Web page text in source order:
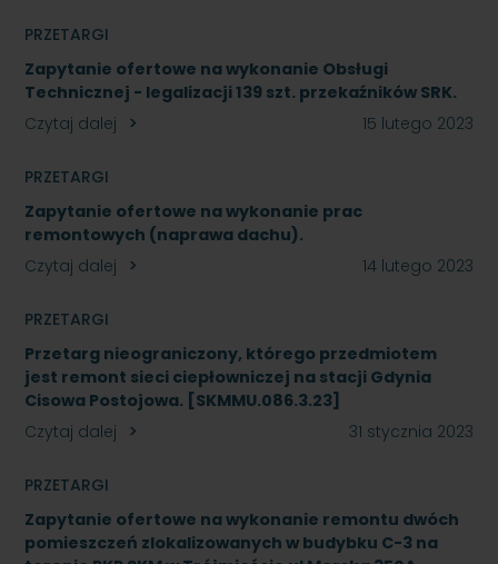
PRZETARGI
Zapytanie ofertowe na wykonanie Obsługi
Technicznej - legalizacji 139 szt. przekaźników SRK.
Czytaj dalej
15 lutego 2023
PRZETARGI
Zapytanie ofertowe na wykonanie prac
remontowych (naprawa dachu).
Czytaj dalej
14 lutego 2023
PRZETARGI
Przetarg nieograniczony, którego przedmiotem
jest remont sieci ciepłowniczej na stacji Gdynia
Cisowa Postojowa. [SKMMU.086.3.23]
Czytaj dalej
31 stycznia 2023
PRZETARGI
Zapytanie ofertowe na wykonanie remontu dwóch
pomieszczeń zlokalizowanych w budybku C-3 na